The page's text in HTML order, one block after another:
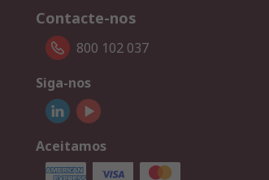
Contacte-nos
800 102 037
Siga-nos
Aceitamos